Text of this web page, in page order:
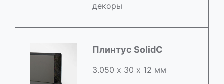
декоры
Плинтус SolidC
3.050 х 30 х 12 мм